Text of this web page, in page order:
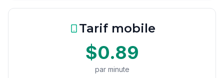
Tarif mobile
$0.89
par minute